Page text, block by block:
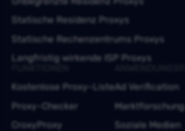
Statische Residenz Proxys
Statische Rechenzentrums Proxys
Langfristig wirkende ISP Proxys
Kostenlose Proxy-Liste
Proxy-Checker
CroxyProxy
Ad Verification
Marktforschung
Soziale Medien